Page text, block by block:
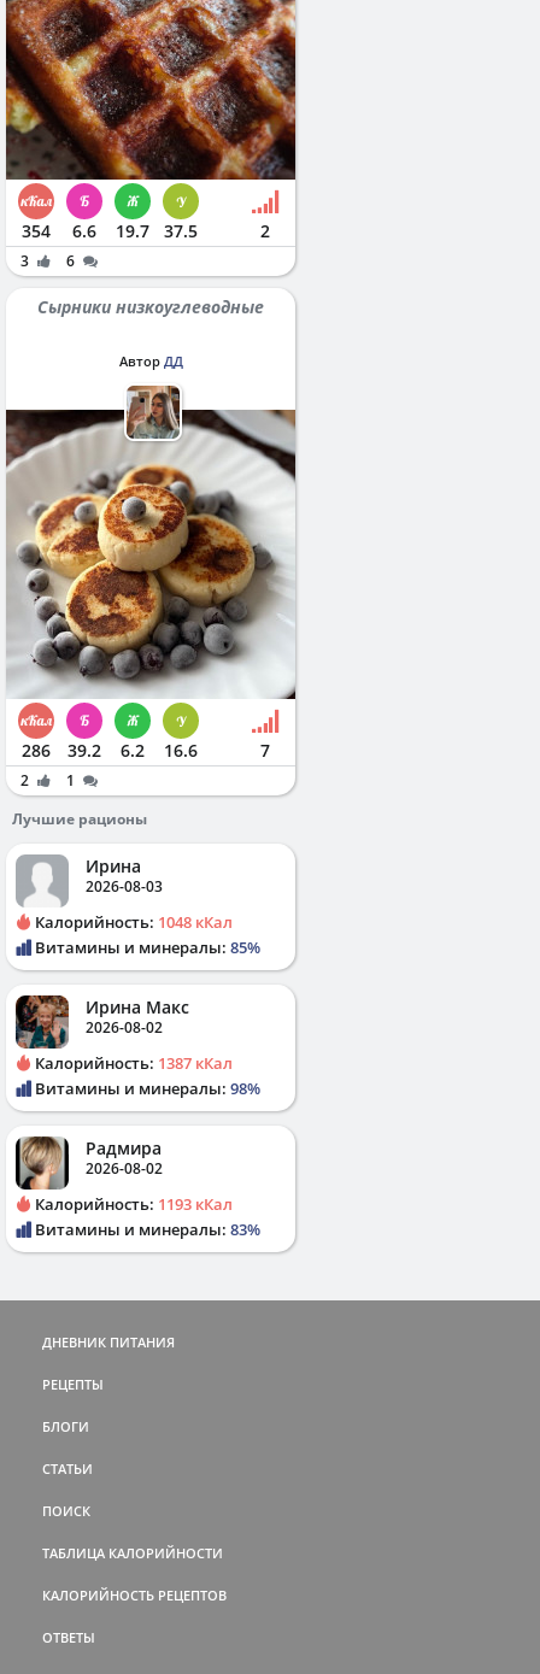
354 6.6 19.7 37.5 2
3 6
Сырники низкоуглеводные
Автор ДД
286 39.2 6.2 16.6 7
2
1
Лучшие рационы
Ирина
2026-08-03
Калорийность: 1048 кКал
Витамины и минералы: 85%
Ирина Макс
2026-08-02
Калорийность: 1387 кКал
Витамины и минералы: 98%
Радмира
2026-08-02
Калорийность: 1193 кКал
Витамины и минералы: 83%
ДНЕВНИК ПИТАНИЯ
РЕЦЕПТЫ
БЛОГИ
СТАТЬИ
ПОИСК
ТАБЛИЦА КАЛОРИЙНОСТИ
КАЛОРИЙНОСТЬ РЕЦЕПТОВ
ОТВЕТЫ